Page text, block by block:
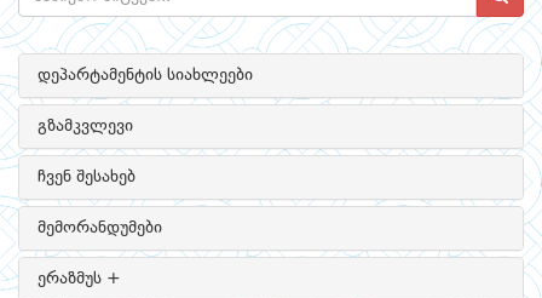
დეპარტამენტის სიახლეები
გზამკვლევი
ჩვენ შესახებ
მემორანდუმები
ერაზმუს +